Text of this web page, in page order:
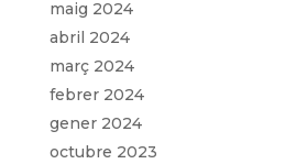
maig 2024
abril 2024
març 2024
febrer 2024
gener 2024
octubre 2023